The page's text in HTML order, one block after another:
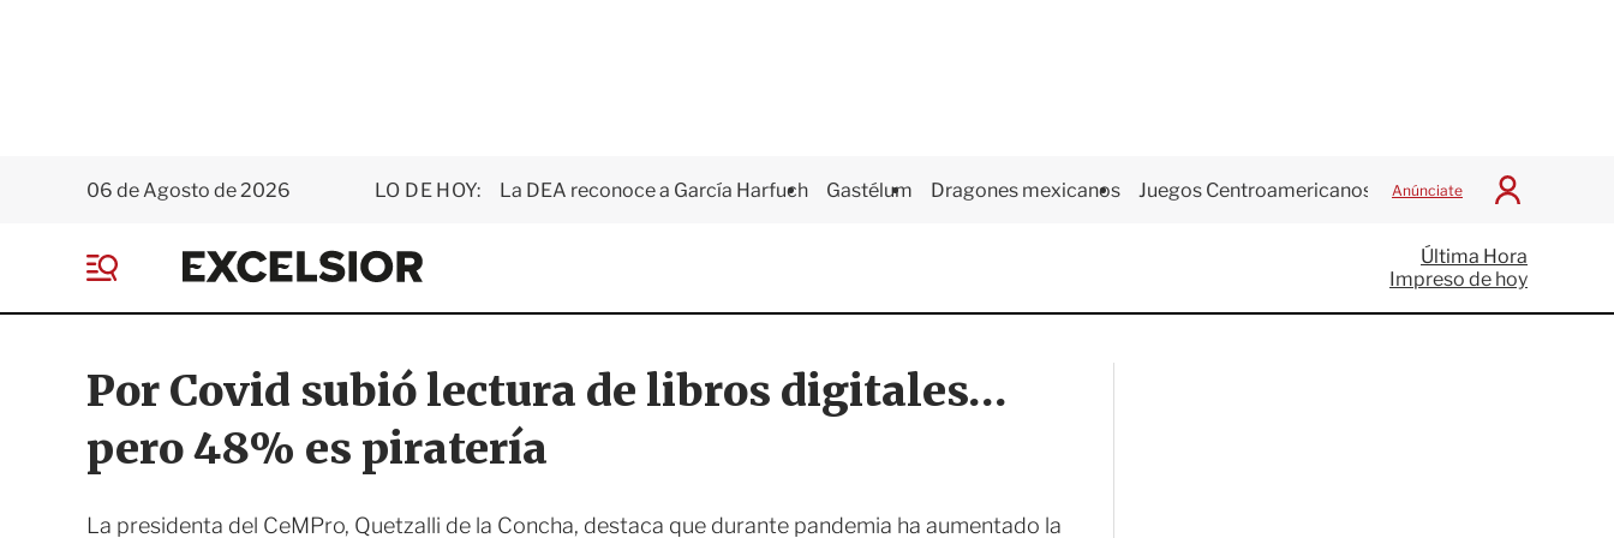
06 de Agosto de 2026 LO DE HOY: La DEA reconoce a García Harfuch Gastélum Dragones mexicanos Juegos Centroamericanos Anúnciate
I
c
i
a
E
x
e
s
o
r
e
Última Hora
Impreso de hoy
Por Covid subió lectura de libros digitales…
pero 48% es piratería
La presidenta del CeMPro, Quetzalli de la Concha, destaca que durante pandemia ha aumentado la